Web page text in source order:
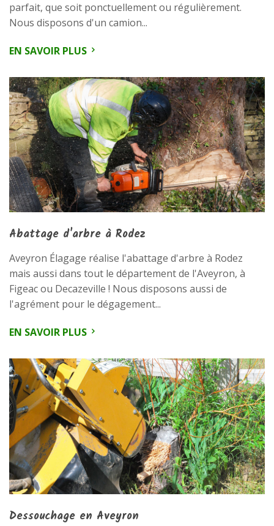
parfait, que soit ponctuellement ou régulièrement.
Nous disposons d'un camion...
EN SAVOIR PLUS
Abattage d'arbre à Rodez
Aveyron Élagage réalise l'abattage d'arbre à Rodez
mais aussi dans tout le département de l'Aveyron, à
Figeac ou Decazeville ! Nous disposons aussi de
l'agrément pour le dégagement...
EN SAVOIR PLUS
Dessouchage en Aveyron